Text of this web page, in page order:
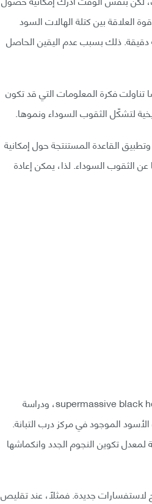
العلاقة بين كتلة الهالات السود
دقيقة. ذلك بسبب عدم اليقين الحاصل
تناولت فكرة المعلومات التي قد تكون
لتشكّل الثقوب السوداء ونموها.
القاعدة المستنتجة حول إمكانية
الثقوب السوداء. لذا، يمكن إعادة
سُلّط الضوء على محاكاة ظواهر فيزيائية محيّرة منها الثقوب السوداء الهائلة -supermassive black holes، ودراسة
الموجود في مركز درب التبانة.
تكوين النجوم الجدد وانكماشها
لاستفسارات جديدة. فمثلًا، عند تقليص